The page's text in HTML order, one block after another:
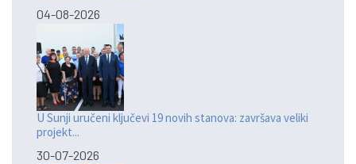
04-08-2026
U Sunji uručeni ključevi 19 novih stanova: završava veliki
projekt...
30-07-2026